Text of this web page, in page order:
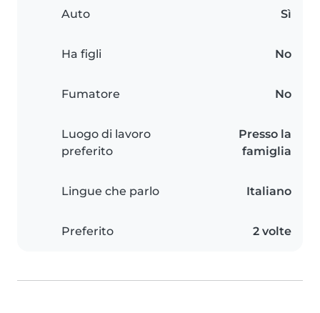
Auto Sì
Ha figli No
Fumatore No
Luogo di lavoro
preferito
Presso la
famiglia
Lingue che parlo Italiano
Preferito 2 volte